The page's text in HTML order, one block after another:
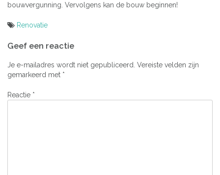
bouwvergunning. Vervolgens kan de bouw beginnen!
Renovatie
navigatie
Geef een reactie
Je e-mailadres wordt niet gepubliceerd. Vereiste velden zijn
gemarkeerd met *
Reactie *